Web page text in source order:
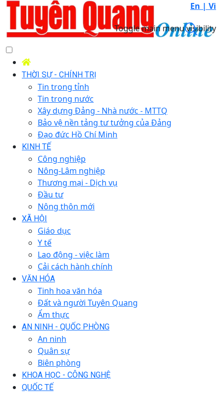
En | Vi
Toggle main menu visibility
THỜI SỰ - CHÍNH TRỊ
Tin trong tỉnh
Tin trong nước
Xây dựng Đảng - Nhà nước - MTTQ
Bảo vệ nền tảng tư tưởng của Đảng
Đạo đức Hồ Chí Minh
KINH TẾ
Công nghiệp
Nông-Lâm nghiệp
Thương mại - Dịch vụ
Đầu tư
Nông thôn mới
XÃ HỘI
Giáo dục
Y tế
Lao động - việc làm
Cải cách hành chính
VĂN HÓA
Tinh hoa văn hóa
Đất và người Tuyên Quang
Ẩm thực
AN NINH - QUỐC PHÒNG
An ninh
Quân sự
Biên phòng
KHOA HỌC - CÔNG NGHỆ
QUỐC TẾ